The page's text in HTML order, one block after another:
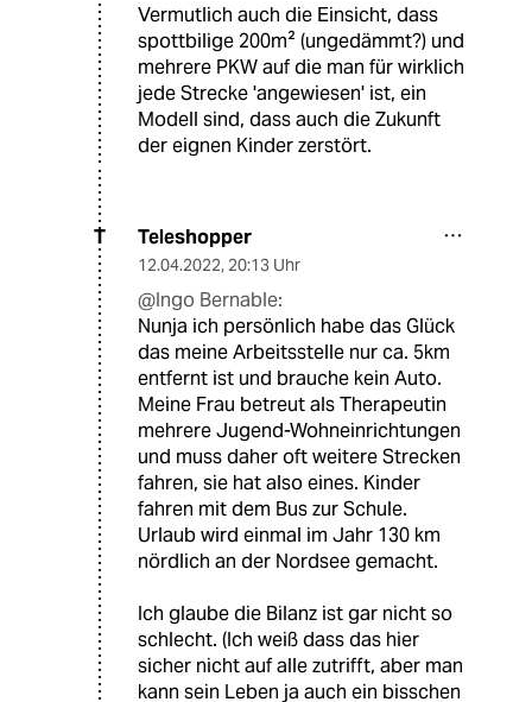
Vermutlich auch die Einsicht, dass
spottbilige 200m² (ungedämmt?) und
mehrere PKW auf die man für wirklich
jede Strecke 'angewiesen' ist, ein
Modell sind, dass auch die Zukunft
der eignen Kinder zerstört.
T Teleshopper
12.04.2022, 20:13 Uhr
@Ingo Bernable:
Nunja ich persönlich habe das Glück
das meine Arbeitsstelle nur ca. 5km
entfernt ist und brauche kein Auto.
Meine Frau betreut als Therapeutin
mehrere Jugend-Wohneinrichtungen
und muss daher oft weitere Strecken
fahren, sie hat also eines. Kinder
fahren mit dem Bus zur Schule.
Urlaub wird einmal im Jahr 130 km
nördlich an der Nordsee gemacht.
Ich glaube die Bilanz ist gar nicht so
schlecht. (Ich weiß dass das hier
sicher nicht auf alle zutrifft, aber man
kann sein Leben ja auch ein bisschen